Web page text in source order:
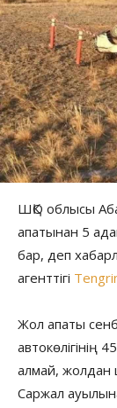
ШҚО облысы
апатынан 5
бар, деп
агенттігі
Жол апаты
автокөлігінің
алмай, жолдан
Саржал